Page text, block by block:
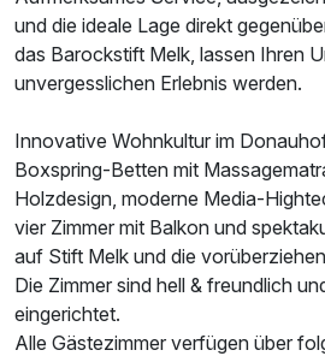
und die ideale Lage direkt
das Barockstift Melk, lassen Ihren
unvergesslichen Erlebnis werden.
Innovative Wohnkultur im
Boxspring-Betten mit
Holzdesign, moderne Media-
vier Zimmer mit Balkon und
auf Stift Melk und die
Die Zimmer sind hell & freundlich
eingerichtet.
Alle Gästezimmer verfügen über